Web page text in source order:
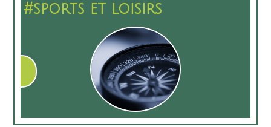
#sports et loisirs